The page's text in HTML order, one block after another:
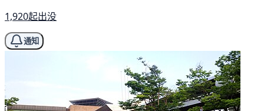
1,920起出没
通知